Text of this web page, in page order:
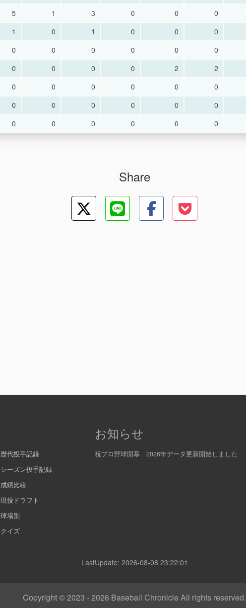
5 1 3 0 0 0
1 0 1 0 0 0
0 0 0 0 0 0
0 0 0 0 2 2
0 0 0 0 0 0
0 0 0 0 0 0
0 0 0 0 0 0
Share
歴代投手記録
シーズン投手記録
成績比較
現役ドラフト
球場別
クイズ
お知らせ
祝プロ野球開幕 2026年データ更新開始しました
LastUpdate: 2026-08-08 23:22:01
Copyright © 2023 - 2026 Baseball Chronicle All rights reserved.